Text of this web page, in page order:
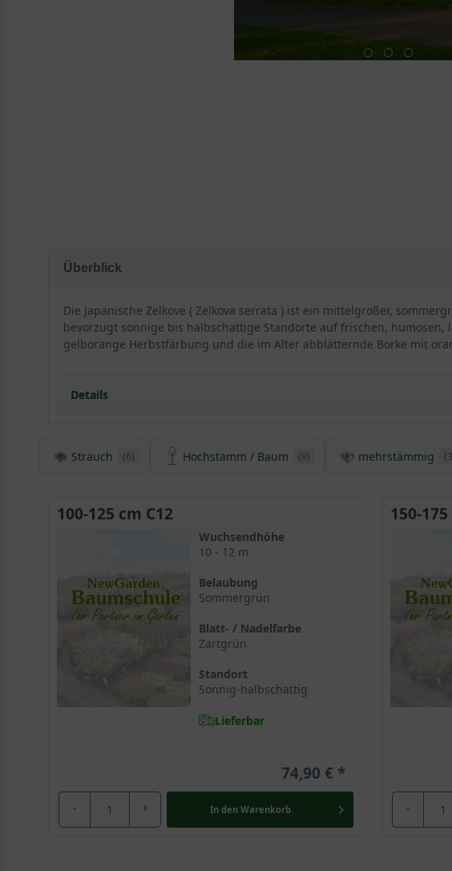
Überblick
Die Japanische Zelkove ( Zelkova serrata ) ist ein mittelgroßer,
bevorzugt sonnige bis halbschattige Standorte auf frischen,
gelborange Herbstfärbung und die im Alter abblätternde Borke mit
Details
Herkunft und Besonderheiten der Japanischen Zelkove /
der Ulmengewächse (Ulmaceaea) und erfreut mit einer eleganten
In Asien findet man die Zelkova serrata nicht nur in Japan, sondern
mittlerweile auf der Roten Liste der gefährdeten Baumarten, denn
In Europa ist die Japanische Zelkove eher selten anzutreffen. Hier
traumhaften Herbstfärbung überzeugt. Der Keakibaum hat aber
Die Zelkova lässt sich Zeit beim Wachsen und wird sehr alt
Die mächtige Zelkove strebt hoch hinaus und gilt als eine der
Jahre alt, gilt als genügsam und sehr hitzeresistent. Dies verschafft
Strauch (6) Hochstamm / Baum (9) mehrstämmig
100-125 cm C12
Wuchsendhöhe
10 - 12 m
Belaubung
Sommergrün
Blatt- / Nadelfarbe
Zartgrün
Standort
Sonnig-halbschattig
Lieferbar
74,90 €
- + In den Warenkorb
150-
-